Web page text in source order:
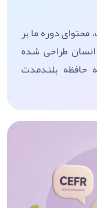
محتوای دوره ما بر
طراحی شده
حافظه بلندمدت